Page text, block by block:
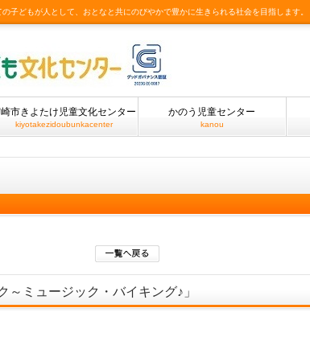
子どもが人として、おとなと共にのびやかで豊かに生きられる社会を目指します。
市きよたけ児童文化センター
kiyotakezidoubunkacenter
かのう児童センター
kanou
～ミュージック・バイキング♪」